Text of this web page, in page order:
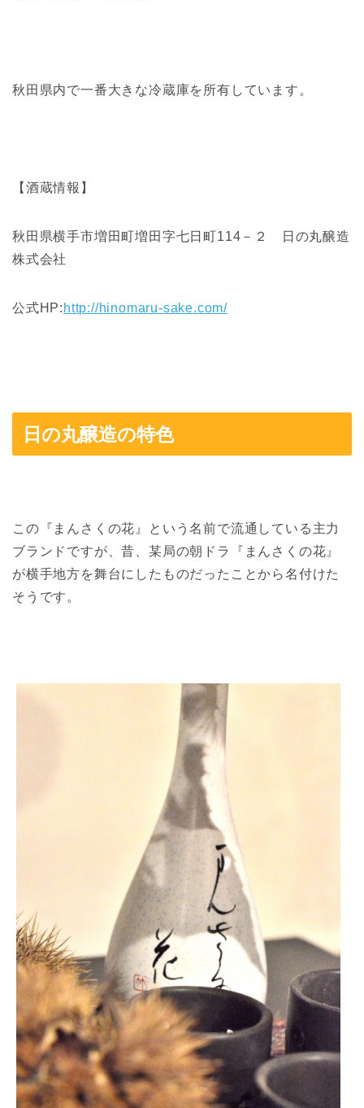
秋田県内で一番大きな冷蔵庫を所有しています。
【酒蔵情報】
秋田県横手市増田町増田字七日町114－２ 日の丸醸造
株式会社
公式HP: http://hinomaru-sake.com/
日の丸醸造の特色
この『まんさくの花』という名前で流通している主力
ブランドですが、昔、某局の朝ドラ『まんさくの花』
が横手地方を舞台にしたものだったことから名付けた
そうです。